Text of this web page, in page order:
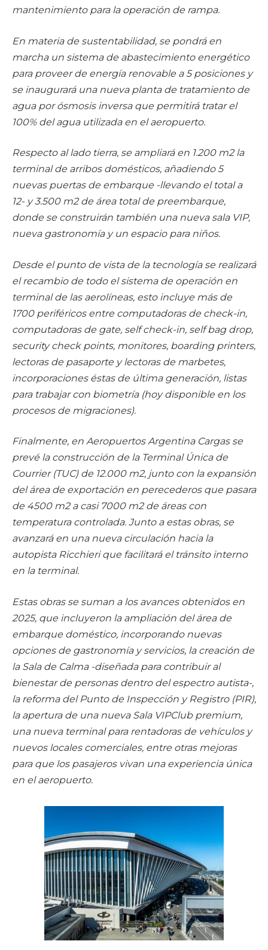
mantenimiento para la operación de rampa.
En materia de sustentabilidad, se pondrá en
marcha un sistema de abastecimiento energético
para proveer de energía renovable a 5 posiciones y
se inaugurará una nueva planta de tratamiento de
agua por ósmosis inversa que permitirá tratar el
100% del agua utilizada en el aeropuerto.
Respecto al lado tierra, se ampliará en 1.200 m2 la
terminal de arribos domésticos, añadiendo 5
nuevas puertas de embarque -llevando el total a
12- y 3.500 m2 de área total de preembarque,
donde se construirán también una nueva sala VIP,
nueva gastronomía y un espacio para niños.
Desde el punto de vista de la tecnología se realizará
el recambio de todo el sistema de operación en
terminal de las aerolíneas, esto incluye más de
1700 periféricos entre computadoras de check-in,
computadoras de gate, self check-in, self bag drop,
security check points, monitores, boarding printers,
lectoras de pasaporte y lectoras de marbetes,
incorporaciones éstas de última generación, listas
para trabajar con biometría (hoy disponible en los
procesos de migraciones).
Finalmente, en Aeropuertos Argentina Cargas se
prevé la construcción de la Terminal Única de
Courrier (TUC) de 12.000 m2, junto con la expansión
del área de exportación en perecederos que pasara
de 4500 m2 a casi 7000 m2 de áreas con
temperatura controlada. Junto a estas obras, se
avanzará en una nueva circulación hacia la
autopista Ricchieri que facilitará el tránsito interno
en la terminal.
Estas obras se suman a los avances obtenidos en
2025, que incluyeron la ampliación del área de
embarque doméstico, incorporando nuevas
opciones de gastronomía y servicios, la creación de
la Sala de Calma -diseñada para contribuir al
bienestar de personas dentro del espectro autista-,
la reforma del Punto de Inspección y Registro (PIR),
la apertura de una nueva Sala VIPClub premium,
una nueva terminal para rentadoras de vehículos y
nuevos locales comerciales, entre otras mejoras
para que los pasajeros vivan una experiencia única
en el aeropuerto.